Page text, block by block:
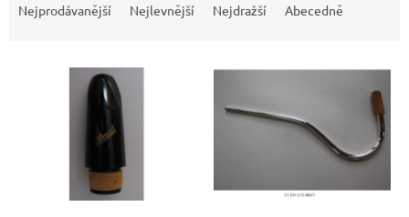
Nejprodávanější Nejlevnější Nejdražší Abecedně